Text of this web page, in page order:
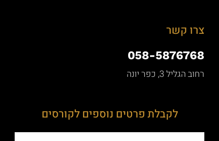
צרו קשר
058-5876768
רחוב הגליל 3, כפר יונה
לקבלת פרטים נוספים לקורסים